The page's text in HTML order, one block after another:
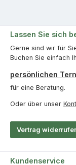
Lassen Sie sich
Gerne sind wir für
Buchen Sie einfach
persönlichen
für eine Beratung.
Oder über unser
Vertrag
Kundenservice